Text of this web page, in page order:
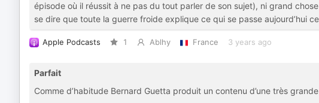
épisode où il réussit à ne pas du tout parler de son sujet), ni grand
se dire que toute la guerre froide explique ce qui se passe aujourd’hui
Apple Podcasts 1 Ablhy France 3 years ago
Parfait
Comme d’habitude Bernard Guetta produit un contenu d’une très